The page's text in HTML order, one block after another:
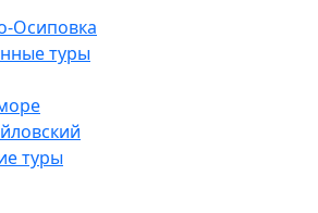
Осиповка
туры
туры